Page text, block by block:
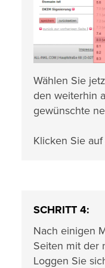
Wählen Sie
den weiterhin
gewünschte
Klicken Sie auf
SCHRITT 4:
Nach einigen
Seiten mit der
Loggen Sie